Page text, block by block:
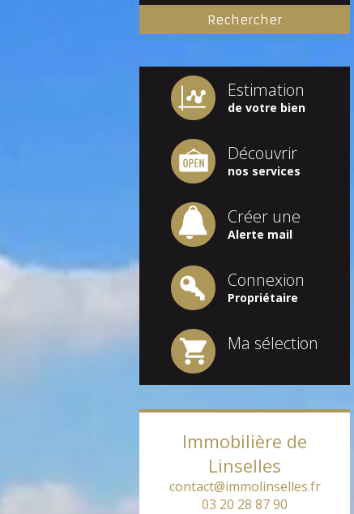
Estimation
de votre bien
Découvrir
nos services
Créer une
Alerte mail
Connexion
Propriétaire
Ma sélection
Immobilière de
Linselles
contact@immolinselles.fr
03 20 28 87 90